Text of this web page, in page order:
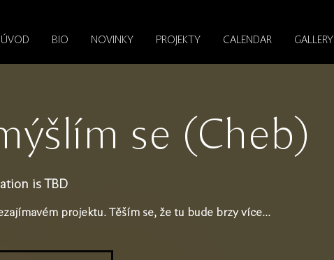
ÚVOD BIO NOVINKY PROJEKTY CALENDAR GALLERY
se (Cheb)
is TBD
projektu. Těším se, že tu bude brzy více...